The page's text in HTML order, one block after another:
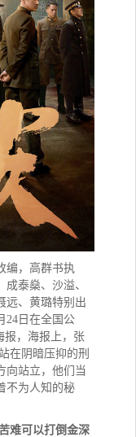
编，高群书执
泰燊、沙溢、
远、黄璐特别出
24日在全国公
报，海报上，张
在阴暗压抑的刑
向站立，他们当
不为人知的秘
难可以打倒金深